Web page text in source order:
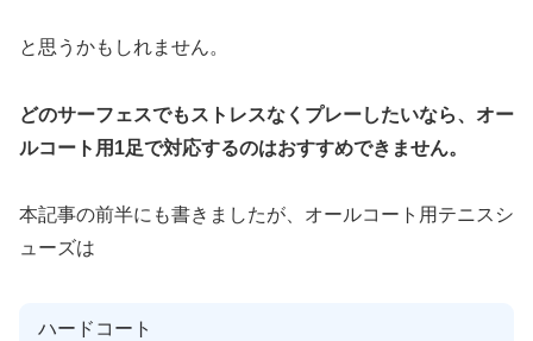
と思うかもしれません。
どのサーフェスでもストレスなくプレーしたいなら、オー
ルコート用1足で対応するのはおすすめできません。
本記事の前半にも書きましたが、オールコート用テニスシ
ューズは
ハードコート